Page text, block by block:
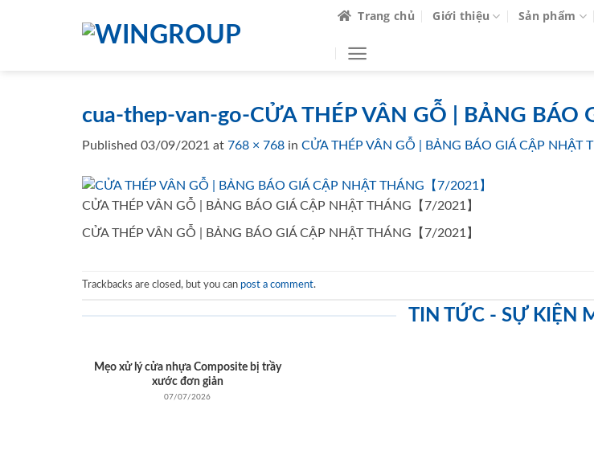
Trang chủ Giới thiệu Sản phẩm
cua-thep-van-go-CỬA THÉP VÂN GỖ | BẢNG BÁO
Published 03/09/2021 at 768 × 768 in CỬA THÉP VÂN GỖ | BẢNG BÁO GIÁ CẬP NHẬT
CỬA THÉP VÂN GỖ | BẢNG BÁO GIÁ CẬP NHẬT THÁNG【7/2021】
CỬA THÉP VÂN GỖ | BẢNG BÁO GIÁ CẬP NHẬT THÁNG【7/2021】
Trackbacks are closed, but you can post a comment.
TIN TỨC - SỰ KIỆN
Mẹo xử lý cửa nhựa Composite bị trầy
xước đơn giản
07/07/2026